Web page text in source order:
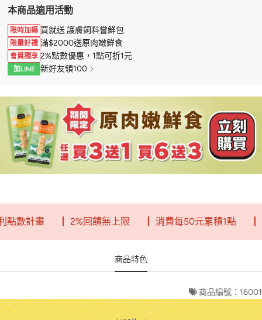
本商品適用活動
限時加碼 買就送 護膚飼料嘗鮮包
限量好禮 滿$2000送原肉嫩鮮食
會員獨享 2%點數優惠，1點可折1元
加LINE 新好友領100
計畫 ┃ 2%回饋無上限 ┃ 消費每50元累積1點 ┃ 一
商品特色
商品編號：16001